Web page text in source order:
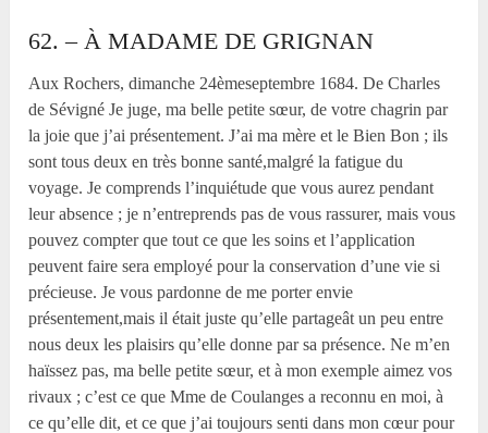
62. – À MADAME DE GRIGNAN
Aux Rochers, dimanche 24èmeseptembre 1684. De Charles
de Sévigné Je juge, ma belle petite sœur, de votre chagrin par
la joie que j’ai présentement. J’ai ma mère et le Bien Bon ; ils
sont tous deux en très bonne santé,malgré la fatigue du
voyage. Je comprends l’inquiétude que vous aurez pendant
leur absence ; je n’entreprends pas de vous rassurer, mais vous
pouvez compter que tout ce que les soins et l’application
peuvent faire sera employé pour la conservation d’une vie si
précieuse. Je vous pardonne de me porter envie
présentement,mais il était juste qu’elle partageât un peu entre
nous deux les plaisirs qu’elle donne par sa présence. Ne m’en
haïssez pas, ma belle petite sœur, et à mon exemple aimez vos
rivaux ; c’est ce que Mme de Coulanges a reconnu en moi, à
ce qu’elle dit, et ce que j’ai toujours senti dans mon cœur pour